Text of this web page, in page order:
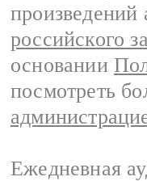
произведений
российского
основании
посмотреть
Ежедневная